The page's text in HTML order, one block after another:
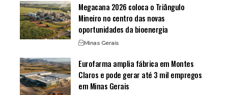
Megacana 2026 coloca o Triângulo
Mineiro no centro das novas
oportunidades da bioenergia
Minas Gerais
Eurofarma amplia fábrica em Montes
Claros e pode gerar até 3 mil empregos
em Minas Gerais